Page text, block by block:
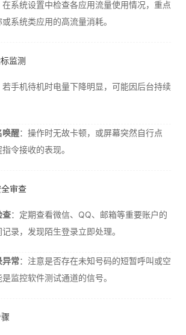
在系统设置中检查各应用流量使用情况，重点
系统类应用的高流量消耗。
监测
若手机待机时电量下降明显，可能因后台持续
唤醒：操作时无故卡顿，或屏幕突然自行点
令接收的表现。
审查
查：定期查看微信、QQ、邮箱等重要账户的
录，发现陌生登录立即处理。
异常：注意是否存在未知号码的短暂呼叫或空
监控软件测试通道的信号。